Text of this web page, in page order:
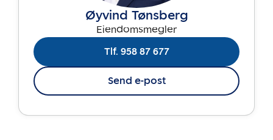
Øyvind Tønsberg
Eiendomsmegler
Tlf. 958 87 677
Send e-post